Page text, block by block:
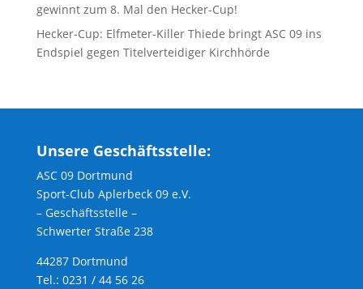
gewinnt zum 8. Mal den Hecker-Cup!
Hecker-Cup: Elfmeter-Killer Thiede bringt ASC 09 ins
Endspiel gegen Titelverteidiger Kirchhörde
Unsere Geschäftsstelle:
ASC 09 Dortmund
Sport-Club Aplerbeck 09 e.V.
– Geschäftsstelle –
Schwerter Straße 238
44287 Dortmund
Tel.: 0231 / 44 56 26